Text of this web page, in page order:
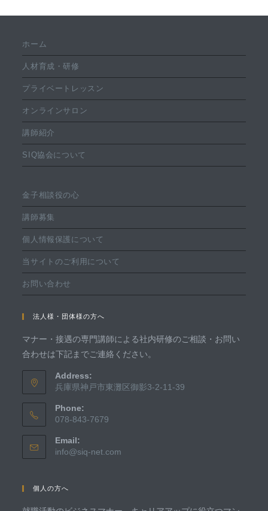
ホーム
人材育成・研修
プライベートレッスン
オンラインサロン
講師紹介
SIQ協会について
金子相談役の心
講師募集
個人情報保護について
当サイトのご利用について
お問い合わせ
法人様・団体様の方へ
マナー・接遇の専門講師による社内研修のご相談・お問い
合わせは下記までご連絡ください。
Address:
兵庫県神戸市東灘区御影3-2-11-39
Phone:
078-843-7679
Email:
info@siq-net.com
個人の方へ